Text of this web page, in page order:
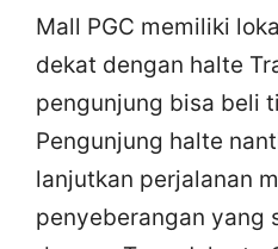
Mall PGC memiliki
dekat dengan halte
pengunjung bisa beli
Pengunjung halte
lanjutkan perjalanan
penyeberangan yang